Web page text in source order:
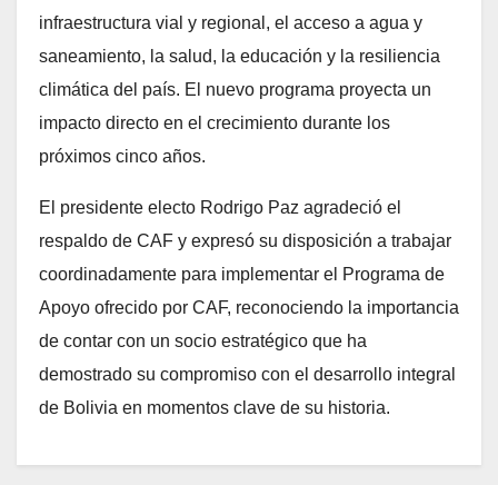
infraestructura vial y regional, el acceso a agua y
saneamiento, la salud, la educación y la resiliencia
climática del país. El nuevo programa proyecta un
impacto directo en el crecimiento durante los
próximos cinco años.
El presidente electo Rodrigo Paz agradeció el
respaldo de CAF y expresó su disposición a trabajar
coordinadamente para implementar el Programa de
Apoyo ofrecido por CAF, reconociendo la importancia
de contar con un socio estratégico que ha
demostrado su compromiso con el desarrollo integral
de Bolivia en momentos clave de su historia.